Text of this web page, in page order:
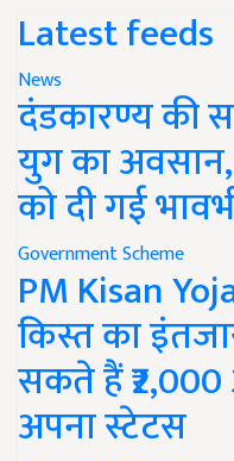
Latest feeds
News
दंडकारण्य की
युग का अवसान,
को दी गई
Government Scheme
PM Kisan
किस्त का
सकते हैं
अपना स्टेटस